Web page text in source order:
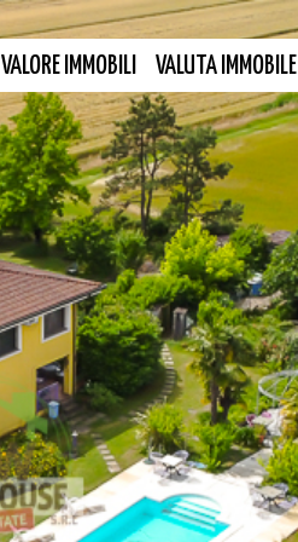
VALORE IMMOBILI VALUTA IMMOBILE